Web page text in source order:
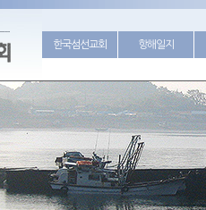
한국섬선교회 항해일지